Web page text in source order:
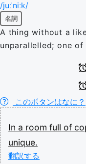
/juːˈniːk/
名詞
A thing without a
unparallelled; one of
このボタンはなに？
In a room full of
unique.
翻訳する